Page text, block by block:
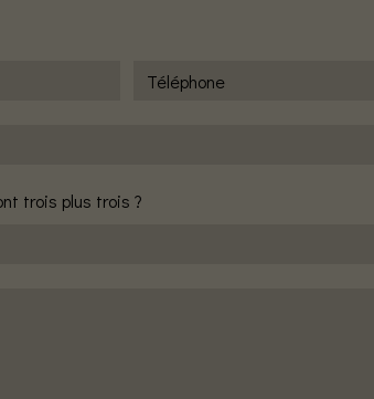
trois plus trois ?